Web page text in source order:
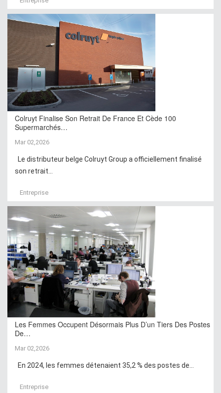
Colruyt Finalise Son Retrait De France Et Cède 100
Supermarchés…
Mar 02,2026
Le distributeur belge Colruyt Group a officiellement finalisé
son retrait...
Entreprise
Les Femmes Occupent Désormais Plus D’un Tiers Des Postes
De…
Mar 02,2026
En 2024, les femmes détenaient 35,2 % des postes de...
Entreprise